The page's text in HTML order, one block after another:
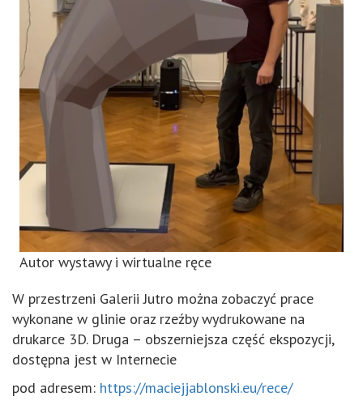
Autor wystawy i wirtualne ręce
W przestrzeni Galerii Jutro można zobaczyć prace
wykonane w glinie oraz rzeźby wydrukowane na
drukarce 3D. Druga – obszerniejsza część ekspozycji,
dostępna jest w Internecie
pod adresem: https://maciejjablonski.eu/rece/